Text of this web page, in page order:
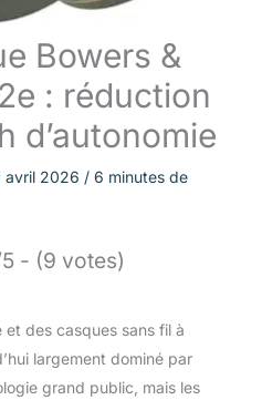
Bowers &
: réduction
d’autonomie
avril 2026 / 6 minutes de
- (9 votes)
et des casques sans fil à
largement dominé par
grand public, mais les